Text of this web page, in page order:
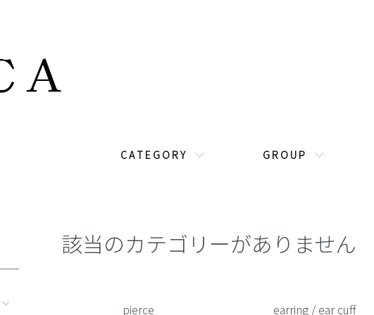
C A T E G O R Y G R O U P
該当のカテゴリーがありません
pierce
earring / ear cuff